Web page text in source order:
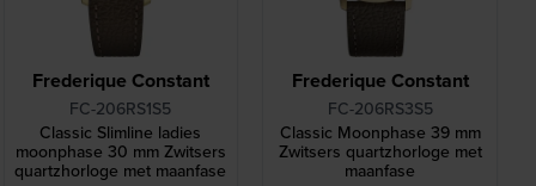
Frederique Constant
FC-206RS1S5
Classic Slimline ladies
moonphase 30 mm Zwitsers
quartzhorloge met maanfase
Frederique Constant
FC-206RS3S5
Classic Moonphase 39 mm
Zwitsers quartzhorloge met
maanfase